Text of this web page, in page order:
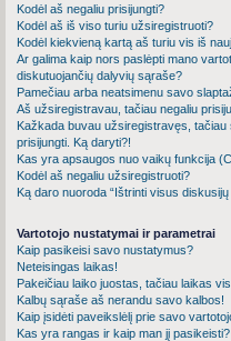
Kodėl aš negaliu prisijungti?
Kodėl aš iš viso turiu užsiregistruoti?
Kodėl kiekvieną kartą aš turiu vis iš
Ar galima kaip nors paslėpti mano
diskutuojančių dalyvių sąraše?
Pamečiau arba neatsimenu savo
Aš užsiregistravau, tačiau negaliu
Kažkada buvau užsiregistravęs,
prisijungti. Ką daryti?!
Kas yra apsaugos nuo vaikų funkcija
Kodėl aš negaliu užsiregistruoti?
Ką daro nuoroda “Ištrinti visus
Vartotojo nustatymai ir parametrai
Kaip pasikeisi savo nustatymus?
Neteisingas laikas!
Pakeičiau laiko juostas, tačiau laikas
Kalbų sąraše aš nerandu savo kalbos!
Kaip įsidėti paveikslėlį prie savo
Kas yra rangas ir kaip man jį pasikeisti?